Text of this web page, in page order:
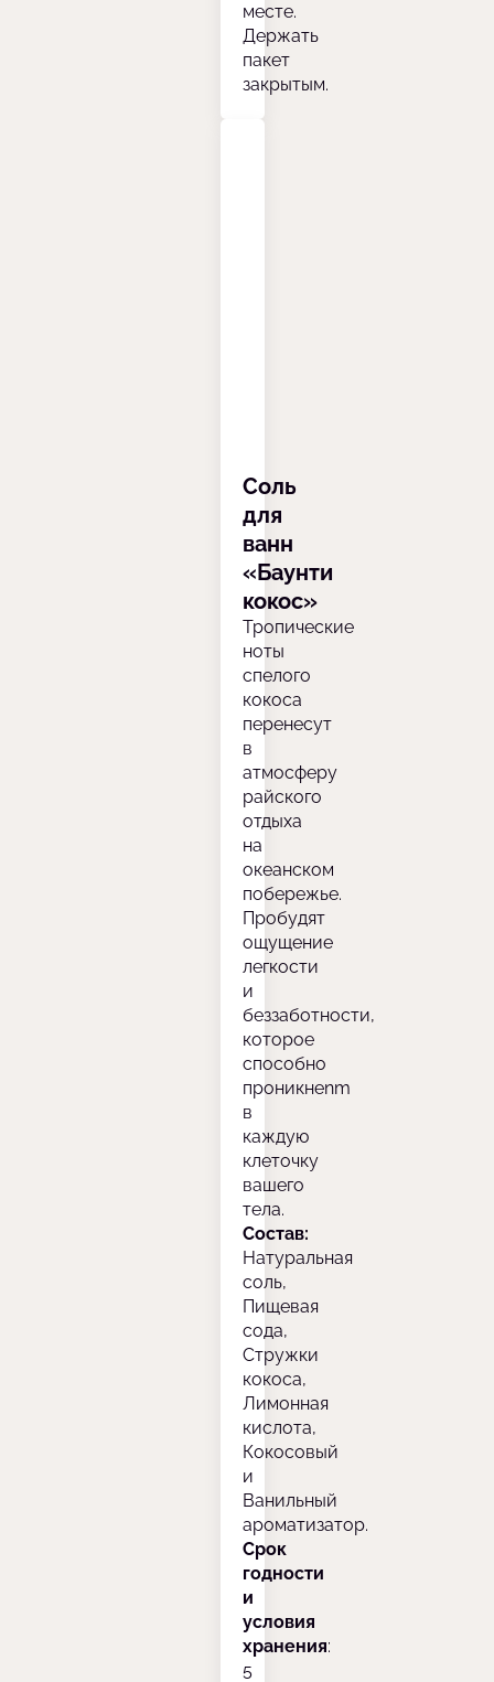
месте.
Держать
пакет
закрытым.
Соль
для
ванн
«Баунти
кокос»
Тропические
ноты
спелого
кокоса
перенесут
в
атмосферу
райского
отдыха
на
океанском
побережье.
Пробудят
ощущение
легкости
и
беззаботности,
которое
способно
проникнenm
в
каждую
клеточку
вашего
тела.
Состав:
Натуральная
соль,
Пищевая
сода,
Стружки
кокоса,
Лимонная
кислота,
Кокосовый
и
Ванильный
ароматизатор.
Срок
годности
и
условия
хранения:
5